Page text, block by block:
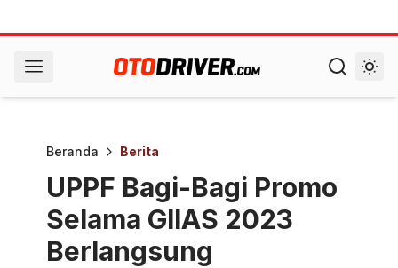
Beranda Berita
UPPF Bagi-Bagi Promo
Selama GIIAS 2023
Berlangsung